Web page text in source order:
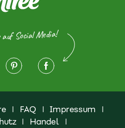
auf Social Media!
| FAQ | Impressum
|
| Handel
|